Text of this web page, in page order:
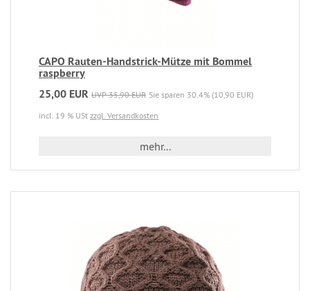
CAPO Rauten-Handstrick-Mütze mit Bommel
raspberry
25,00 EUR UVP 35,90 EUR Sie sparen 30.4% (10,90 EUR)
incl. 19 % USt zzgl. Versandkosten
mehr...